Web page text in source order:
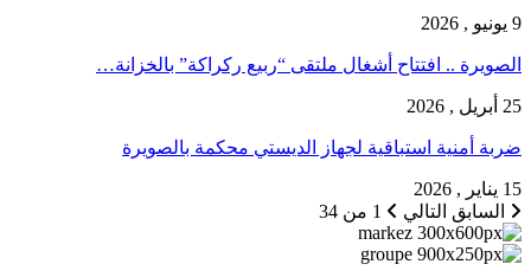
9 يونيو , 2026
الصويرة .. افتتاح أشغال ملتقى “ربيع ركراكة” بالخزانة…
25 أبريل , 2026
ضربة أمنية استباقية لجهاز الديستي محكمة بالصويرة
15 يناير , 2026
السابق التالي 1 من 34